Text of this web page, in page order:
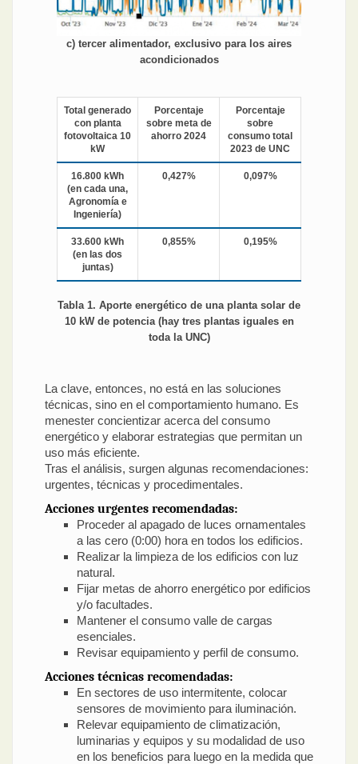
c) tercer alimentador, exclusivo para los aires
acondicionados
Total generado
con planta
fotovoltaica 10
kW
Porcentaje
sobre meta de
ahorro 2024
Porcentaje
sobre
consumo total
2023 de UNC
16.800 kWh
(en cada una,
Agronomía e
Ingeniería)
0,427% 0,097%
33.600 kWh
(en las dos
juntas)
0,855% 0,195%
Tabla 1. Aporte energético de una planta solar de
10 kW de potencia (hay tres plantas iguales en
toda la UNC)
La clave, entonces, no está en las soluciones
técnicas, sino en el comportamiento humano. Es
menester concientizar acerca del consumo
energético y elaborar estrategias que permitan un
uso más eficiente.
Tras el análisis, surgen algunas recomendaciones:
urgentes, técnicas y procedimentales.
Acciones urgentes recomendadas:
Proceder al apagado de luces ornamentales
a las cero (0:00) hora en todos los edificios.
Realizar la limpieza de los edificios con luz
natural.
Fijar metas de ahorro energético por edificios
y/o facultades.
Mantener el consumo valle de cargas
esenciales.
Revisar equipamiento y perfil de consumo.
Acciones técnicas recomendadas:
En sectores de uso intermitente, colocar
sensores de movimiento para iluminación.
Relevar equipamiento de climatización,
luminarias y equipos y su modalidad de uso
en los beneficios para luego en la medida que